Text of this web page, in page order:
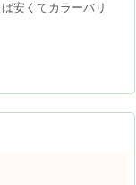
安くてカラーバリ